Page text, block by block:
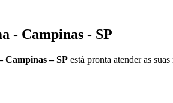
- Campinas - SP
– SP está pronta atender as